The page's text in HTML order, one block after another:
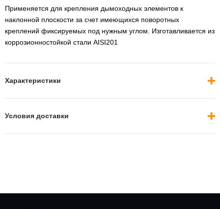
Применяется для крепления дымоходных элементов к
наклонной плоскости за счет имеющихся поворотных
креплений фиксируемых под нужным углом. Изготавливается из
коррозионностойкой стали AISI201
Характеристики
Условия доставки